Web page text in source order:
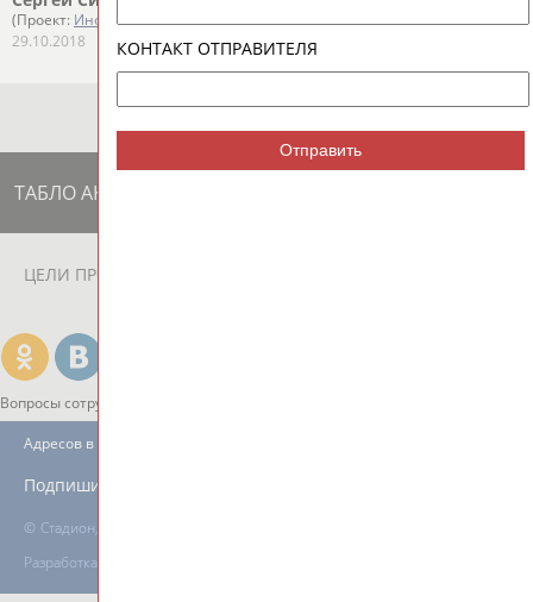
(Проект: Информационное агентство СТАДИОН)
29.10.2018
ТАБЛО АКТИВНОСТИ
ЦЕЛИ ПРОЕКТА
Вопросы сотрудничества и совместной деятельности
© Стадион, 1998-2026
Разработка и поддержка ООО НАИТ «Стадион»
Адресов в новостной рассылке: 996
Подпишись
КОНТАКТ ОТПРАВИТЕЛЯ
Отправить